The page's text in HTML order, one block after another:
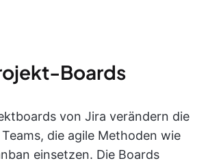
Boards
von Jira verändern die
die agile Methoden wie
einsetzen. Die Boards